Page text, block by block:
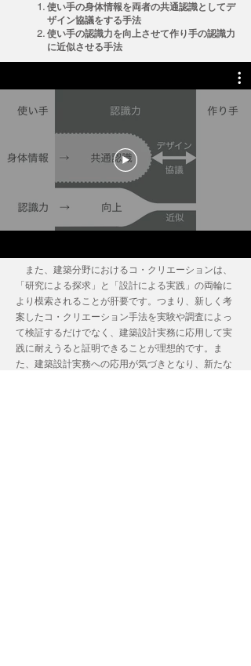
使い手の身体情報を両者の共通認識としてデ
ザイン協議をする手法
使い手の認識力を向上させて作り手の認識力
に近似させる手法
また、建築分野におけるコ・クリエーションは、
「研究による探求」と「設計による実践」の両輪に
より模索されることが肝要です。つまり、新しく考
案したコ・クリエーション手法を実験や調査によっ
て検証するだけでなく、建築設計実務に応用して実
践に耐えうると証明できることが理想的です。ま
た、建築設計実務への応用が気づきとなり、新たな